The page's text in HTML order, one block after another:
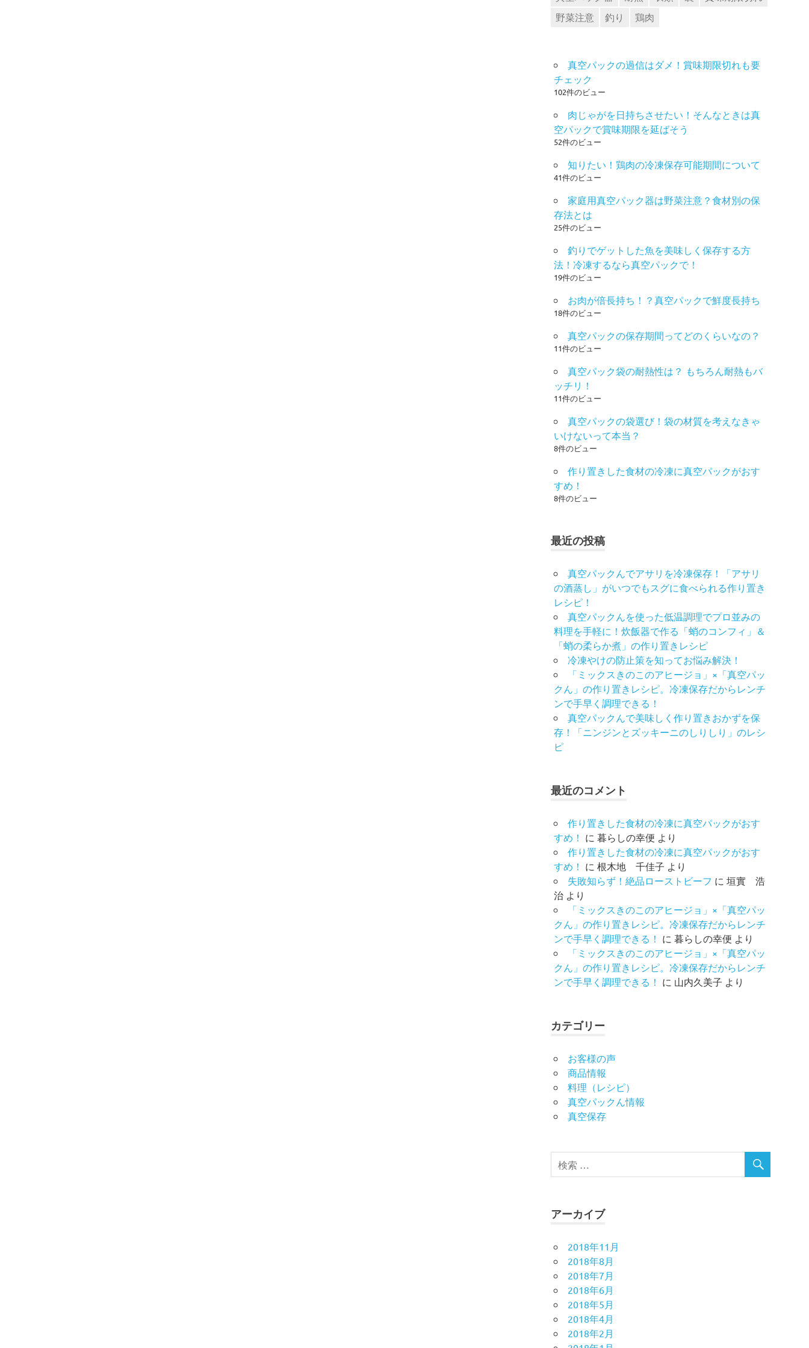
野菜注意
釣り 鶏肉
真空パックの過信はダメ！賞味期限切れも要
チェック
102件のビュー
肉じゃがを日持ちさせたい！そんなときは真
空パックで賞味期限を延ばそう
52件のビュー
知りたい！鶏肉の冷凍保存可能期間について
41件のビュー
家庭用真空パック器は野菜注意？食材別の保
存法とは
25件のビュー
釣りでゲットした魚を美味しく保存する方
法！冷凍するなら真空パックで！
19件のビュー
お肉が倍長持ち！？真空パックで鮮度長持ち
18件のビュー
真空パックの保存期間ってどのくらいなの？
11件のビュー
真空パック袋の耐熱性は？ もちろん耐熱もバ
ッチリ！
11件のビュー
真空パックの袋選び！袋の材質を考えなきゃ
いけないって本当？
8件のビュー
作り置きした食材の冷凍に真空パックがおす
すめ！
8件のビュー
最近の投稿
真空パックんでアサリを冷凍保存！「アサリ
の酒蒸し」がいつでもスグに食べられる作り置き
レシピ！
真空パックんを使った低温調理でプロ並みの
料理を手軽に！炊飯器で作る「蛸のコンフィ」＆
「蛸の柔らか煮」の作り置きレシピ
冷凍やけの防止策を知ってお悩み解決！
「ミックスきのこのアヒージョ」×「真空パッ
クん」の作り置きレシピ。冷凍保存だからレンチ
ンで手早く調理できる！
真空パックんで美味しく作り置きおかずを保
存！「ニンジンとズッキーニのしりしり」のレシ
ピ
最近のコメント
作り置きした食材の冷凍に真空パックがおす
すめ！ に 暮らしの幸便 より
作り置きした食材の冷凍に真空パックがおす
すめ！ に 根木地 千佳子 より
失敗知らず！絶品ローストビーフ に 垣實 浩
治 より
「ミックスきのこのアヒージョ」×「真空パッ
クん」の作り置きレシピ。冷凍保存だからレンチ
ンで手早く調理できる！ に 暮らしの幸便 より
「ミックスきのこのアヒージョ」×「真空パッ
クん」の作り置きレシピ。冷凍保存だからレンチ
ンで手早く調理できる！ に 山内久美子 より
カテゴリー
お客様の声
商品情報
料理（レシピ）
真空パックん情報
真空保存
アーカイブ
2018年11月
2018年8月
2018年7月
2018年6月
2018年5月
2018年4月
2018年2月